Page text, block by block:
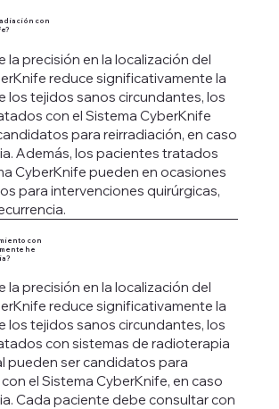
con
la precisión en la localización del
reduce significativamente la
los tejidos sanos circundantes, los
con el Sistema CyberKnife
para reirradiación, en caso
Además, los pacientes tratados
CyberKnife pueden en ocasiones
para intervenciones quirúrgicas,
con
he
la precisión en la localización del
reduce significativamente la
los tejidos sanos circundantes, los
con sistemas de radioterapia
pueden ser candidatos para
el Sistema CyberKnife, en caso
Cada paciente debe consultar con